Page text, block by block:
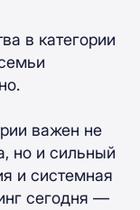
в категории
важен не
но и сильный
и системная
сегодня —